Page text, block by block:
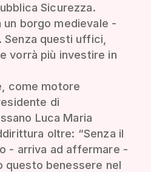
Sicurezza.
un borgo medievale -
Senza questi uffici,
vorrà più investire in
come motore
di
Luca Maria
oltre: “Senza il
- arriva ad affermare -
questo benessere nel